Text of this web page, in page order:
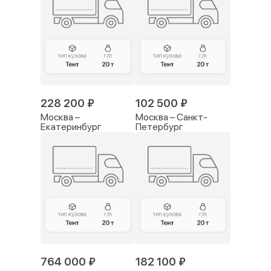
Рассчитайте стоимость грузоперевозки
Стоимость перевозкистроительных грузов зависит от
нескольких факторов:
1. Тип груза. Вес и объём влияют на выбор типа
автомобилей с высоким тоннажем.
2. Расстояние и маршрут. Чем длиннее расстояние и
сложнее маршрут, тем дороже обойдётся услуга.
3. Вид упаковки и способ загрузки. На цену влияет
необходимость использования специального
оборудования для погрузочно-разгрузочных работ.
Продуманная упаковка поможет сэкономить на
228 200 ₽
Москва –
Екатеринбург
102 500 ₽
Москва – Санкт-
Петербург
764 000 ₽ 182 100 ₽